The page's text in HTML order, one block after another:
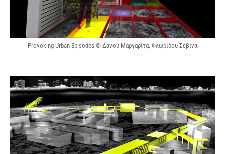
Provoking Urban Episodes © Δανού Μαργαρίτα, Φλωρίδου Σεβίνα